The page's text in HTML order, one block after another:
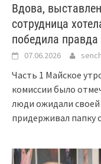
Вдова,
сотрудница
победила правда
07.06.2026
Часть 1 Майское
комиссии было
люди ожидали
придерживал папку с